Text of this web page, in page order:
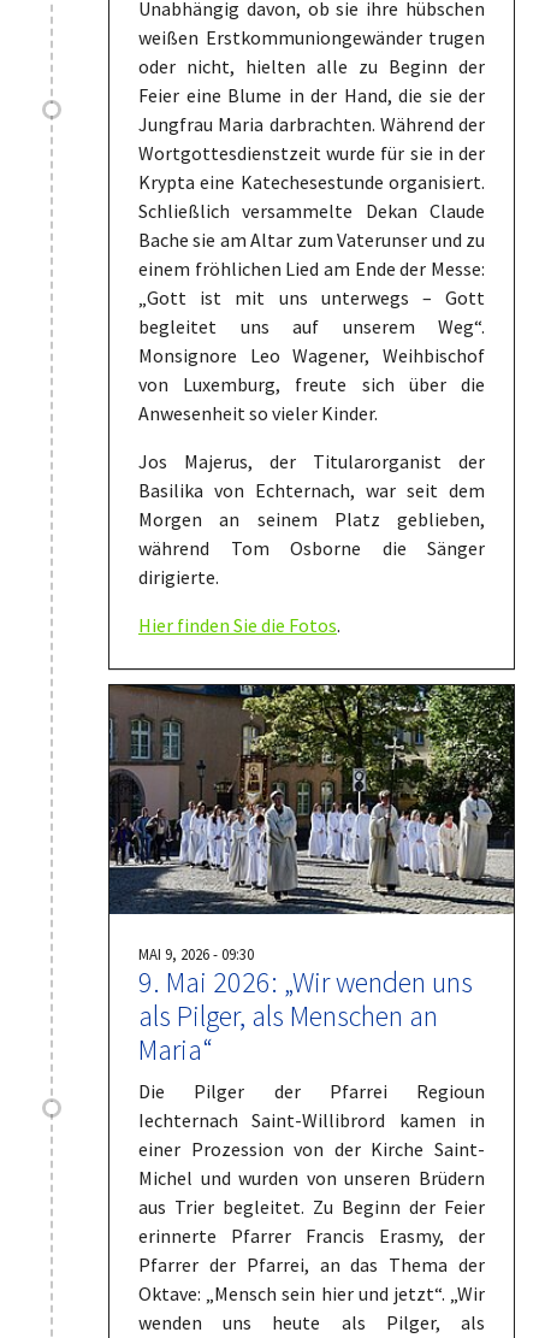
Unabhängig davon, ob sie ihre hübschen
weißen Erstkommuniongewänder trugen
oder nicht, hielten alle zu Beginn der
Feier eine Blume in der Hand, die sie der
Jungfrau Maria darbrachten. Während der
Wortgottesdienstzeit wurde für sie in der
Krypta eine Katechesestunde organisiert.
Schließlich versammelte Dekan Claude
Bache sie am Altar zum Vaterunser und zu
einem fröhlichen Lied am Ende der Messe:
„Gott ist mit uns unterwegs – Gott
begleitet uns auf unserem Weg“.
Monsignore Leo Wagener, Weihbischof
von Luxemburg, freute sich über die
Anwesenheit so vieler Kinder.
Jos Majerus, der Titularorganist der
Basilika von Echternach, war seit dem
Morgen an seinem Platz geblieben,
während Tom Osborne die Sänger
dirigierte.
Hier finden Sie die Fotos.
MAI 9, 2026 - 09:30
9. Mai 2026: „Wir wenden uns
als Pilger, als Menschen an
Maria“
Die Pilger der Pfarrei Regioun
Iechternach Saint-Willibrord kamen in
einer Prozession von der Kirche Saint-
Michel und wurden von unseren Brüdern
aus Trier begleitet. Zu Beginn der Feier
erinnerte Pfarrer Francis Erasmy, der
Pfarrer der Pfarrei, an das Thema der
Oktave: „Mensch sein hier und jetzt“. „Wir
wenden uns heute als Pilger, als